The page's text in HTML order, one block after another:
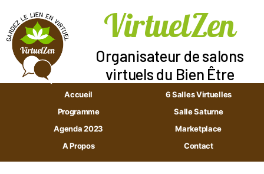
Aller
au
contenu
VirtuelZen
Organisateur de salons
virtuels du Bien Être
Accueil
6 Salles Virtuelles
Programme
Salle Saturne
Agenda 2023
Marketplace
A Propos
Contact